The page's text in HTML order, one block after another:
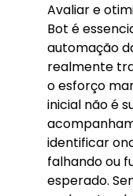
Avaliar e
Bot é
automação
realmente
o esforço
inicial não é
identificar
falhando ou
esperado.